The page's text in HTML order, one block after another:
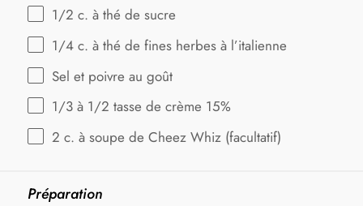
1/2 c. à thé de sucre
1/4 c. à thé de fines herbes à l’italienne
Sel et poivre au goût
1/3 à 1/2 tasse de crème 15%
2 c. à soupe de Cheez Whiz (facultatif)
Préparation